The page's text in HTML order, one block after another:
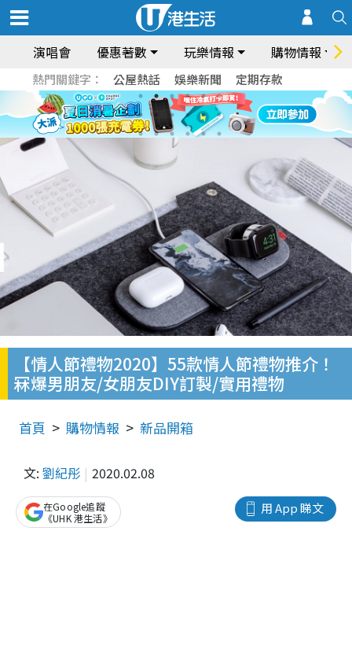
演唱會 優惠著數 玩樂情報 購物情報
熱門關鍵字： 公屋熱話 娛樂新聞 定期存款
【情人節禮物2020】55款情人節禮物推介！
冧爆男朋友/女朋友DIY訂製/實用禮物
首頁 購物情報 新品開箱
文: 劉紀彤 2020.02.08
用 App 睇文
在Google追蹤
《UHK 港生活》